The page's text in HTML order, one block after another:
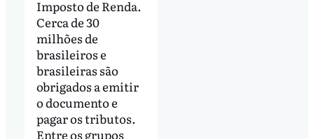
Imposto de Renda.
Cerca de 30
milhões de
brasileiros e
brasileiras são
obrigados a emitir
o documento e
pagar os tributos.
Entre os grupos